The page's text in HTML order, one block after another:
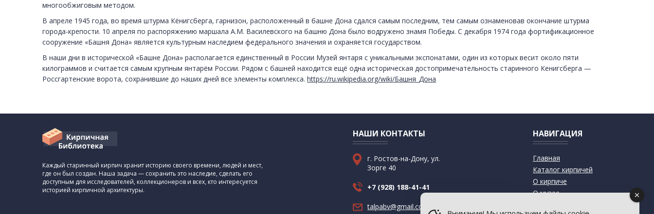
многообжиговым методом.
В апреле 1945 года, во время штурма Кёнигсберга, гарнизон, расположенный в башне Дона сдался самым последним, тем самым ознаменовав окончание штурма
города-крепости. 10 апреля по распоряжению маршала А.М. Василевского на башню Дона было водружено знамя Победы. С декабря 1974 года фортификационное
сооружение «Башня Дона» является культурным наследием федерального значения и охраняется государством.
В наши дни в исторической «Башне Дона» располагается единственный в России Музей янтаря с уникальными экспонатами, один из которых весит около пяти
килограммов и считается самым крупным янтарём России. Рядом с башней находится ещё одна историческая достопримечательность старинного Кенигсберга —
Россгартенские ворота, сохранившие до наших дней все элементы комплекса. https://ru.wikipedia.org/wiki/Башня_Дона
Каждый старинный кирпич хранит историю своего времени, людей и мест,
где он был создан. Наша задача — сохранить это наследие, сделать его
доступным для исследователей, коллекционеров и всех, кто интересуется
историей кирпичной архитектуры.
НАШИ КОНТАКТЫ
г. Ростов-на-Дону, ул.
Зорге 40
+7 (928) 188-41-41
talpabv@gmail.com
НАВИГАЦИЯ
Главная
Каталог кирпичей
О кирпиче
О музее